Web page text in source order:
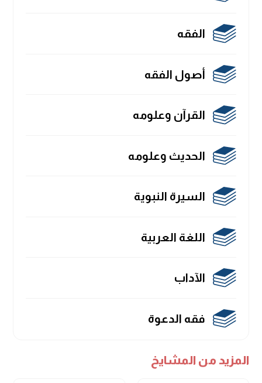
الفقه
أصول الفقه
القرآن وعلومه
الحديث وعلومه
السيرة النبوية
اللغة العربية
الآداب
فقه الدعوة
المزيد من المشايخ